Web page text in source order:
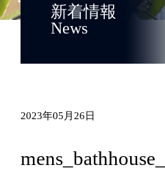
新着情報
News
2023年05月26日